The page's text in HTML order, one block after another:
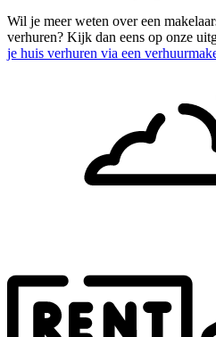
Wil je meer weten over een
verhuren? Kijk dan eens op onze
je huis verhuren via een